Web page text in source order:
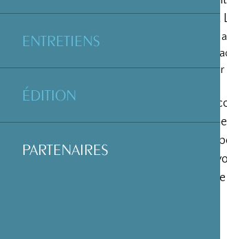
ENTRETIENS
ÉDITION
PARTENAIRES
Festival du Haut
Favoriser
Promouvoir
Le Festival
confirmés et
des concerts,
artistiques à
la Haute-